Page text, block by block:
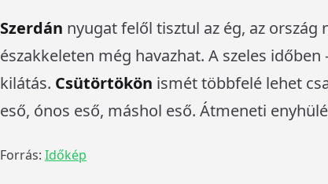
Szerdán nyugat felől tisztul az ég, az
északkeleten még havazhat. A szeles
kilátás. Csütörtökön ismét többfelé lehet
eső, ónos eső, máshol eső. Átmeneti
Forrás: Időkép